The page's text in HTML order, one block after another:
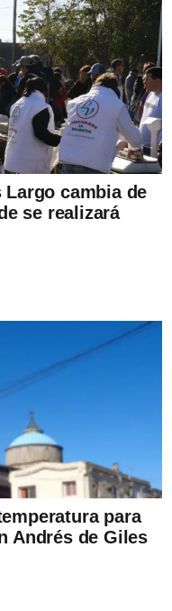
Largo cambia de
se realizará
para
Andrés de Giles